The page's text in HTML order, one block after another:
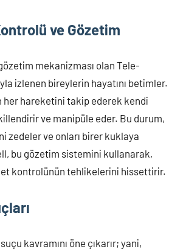
ve Gözetim
mekanizması olan Tele-
izlenen bireylerin hayatını betimler.
her hareketini takip ederek kendi
ve manipüle eder. Bu durum,
zedeler ve onları birer kuklaya
bu gözetim sistemini kullanarak,
kontrolünün tehlikelerini hissettirir.
kavramını öne çıkarır; yani,